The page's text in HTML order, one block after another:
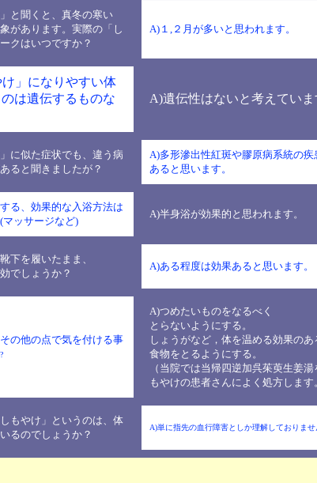
と聞くと、真冬の寒い
があります。実際の「し
クはいつですか？
A)１,２月が多いと思われます。
」になりやすい体
は遺伝するものな
A)遺伝性はないと考えてい
に似た症状でも、違う病
ると聞きましたが？
A)多形滲出性紅斑や膠原病系統の疾
あると思います。
る、効果的な入浴方法は
ッサージなど)
A)半身浴が効果的と思われます。
下を履いたまま、
でしょうか？
A)ある程度は効果あると思います。
の他の点で気を付ける事
?
A)つめたいものをなるべく
とらないようにする。
しょうがなど，体を温める効果のあ
食物をとるようにする。
（当院では当帰四逆加呉茱萸生姜湯
もやけの患者さんによく処方します
もやけ」というのは、体
るのでしょうか？
A)単に指先の血行障害としか理解しておりませ